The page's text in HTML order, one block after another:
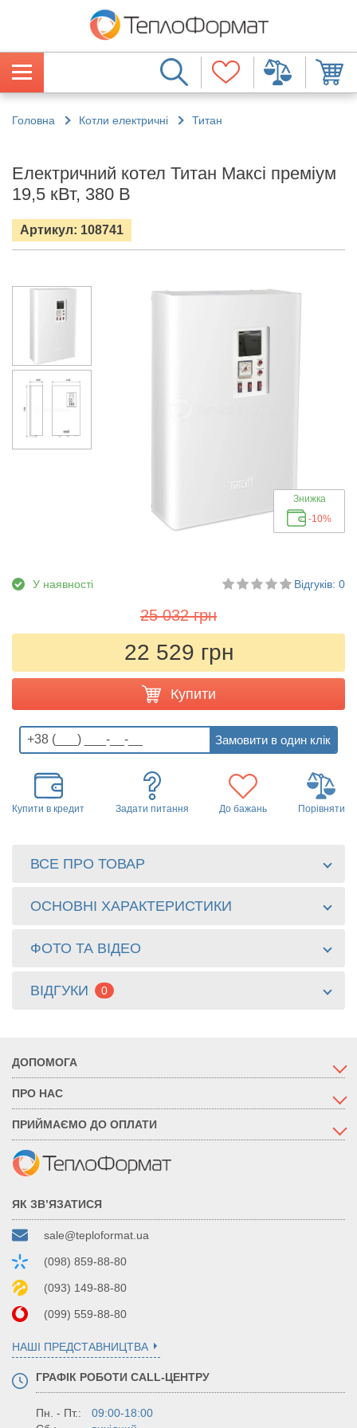
Головна Котли електричні Титан
Електричний котел Титан Максі преміум
19,5 кВт, 380 В
Артикул: 108741
Знижка
-10%
У наявності Відгуків: 0
25 032 грн
22 529 грн
Купити
Купити в кредит Задати питання До бажань Порівняти
ВСЕ ПРО ТОВАР
ОСНОВНІ ХАРАКТЕРИСТИКИ
ФОТО ТА ВІДЕО
ВІДГУКИ 0
ДОПОМОГА
ПРО НАС
ПРИЙМАЄМО ДО ОПЛАТИ
ЯК ЗВ’ЯЗАТИСЯ
sale@teploformat.ua
(098) 859-88-80
(093) 149-88-80
(099) 559-88-80
НАШІ ПРЕДСТАВНИЦТВА
ГРАФІК РОБОТИ CALL-ЦЕНТРУ
Пн. - Пт.:
09:00-18:00